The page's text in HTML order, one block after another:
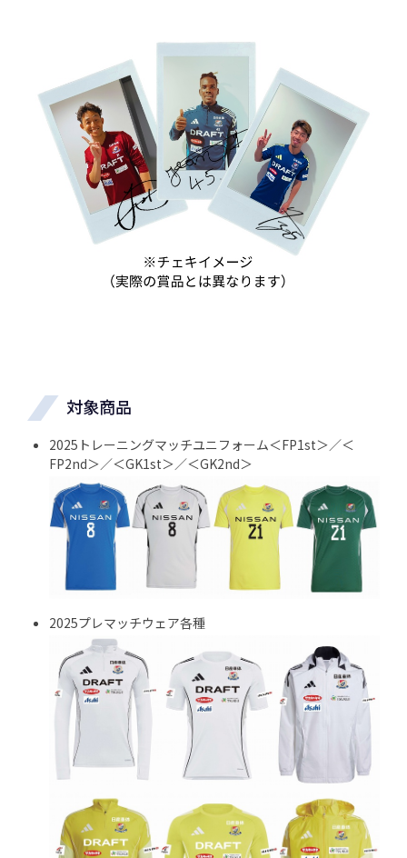
対象商品
2025トレーニングマッチユニフォーム＜FP1st＞／＜
FP2nd＞／＜GK1st＞／＜GK2nd＞
2025プレマッチウェア各種